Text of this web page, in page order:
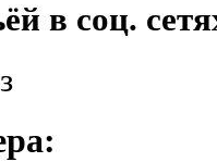
в соц.